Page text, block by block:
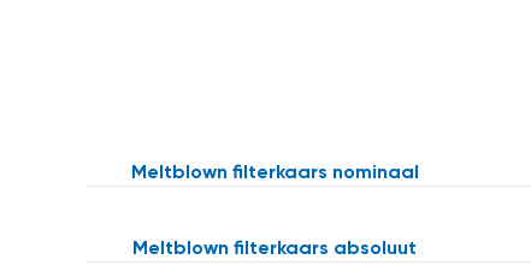
Meltblown filterkaars nominaal
Meltblown filterkaars absoluut